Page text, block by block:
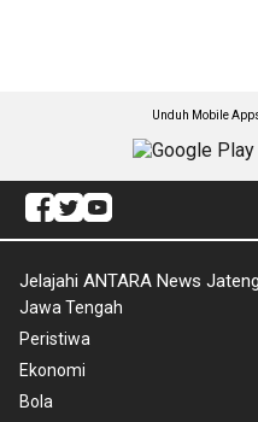
Unduh Mobile
Jelajahi ANTARA News Jateng
Jawa Tengah
Peristiwa
Ekonomi
Bola